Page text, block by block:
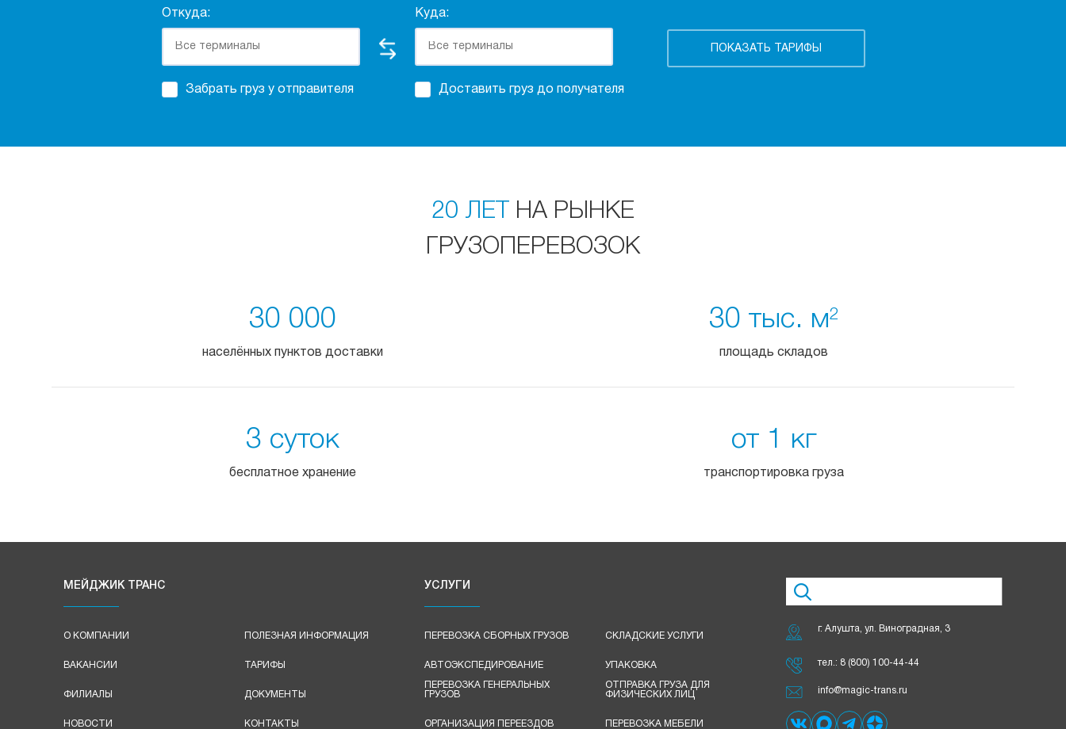
Откуда:
Забрать груз у отправителя
Куда:
Доставить груз до получателя
20 ЛЕТ
НА РЫНКЕ
ГРУЗОПЕРЕВОЗОК
30 000
населённых пунктов доставки
30 тыс. м2
площадь складов
3 суток
бесплатное хранение
от 1 кг
транспортировка груза
МЕЙДЖИК ТРАНС
О КОМПАНИИ
ВАКАНСИИ
ФИЛИАЛЫ
НОВОСТИ
ПОЛЕЗНАЯ ИНФОРМАЦИЯ
ТАРИФЫ
ДОКУМЕНТЫ
КОНТАКТЫ
УСЛУГИ
ПЕРЕВОЗКА СБОРНЫХ ГРУЗОВ
АВТОЭКСПЕДИРОВАНИЕ
ПЕРЕВОЗКА ГЕНЕРАЛЬНЫХ
ГРУЗОВ
ОРГАНИЗАЦИЯ ПЕРЕЕЗДОВ
СКЛАДСКИЕ УСЛУГИ
УПАКОВКА
ОТПРАВКА ГРУЗА ДЛЯ
ФИЗИЧЕСКИХ ЛИЦ
ПЕРЕВОЗКА МЕБЕЛИ
г. Алушта, ул. Виноградная, 3
тел.: 8 (800) 100-44-44
info@magic-trans.ru